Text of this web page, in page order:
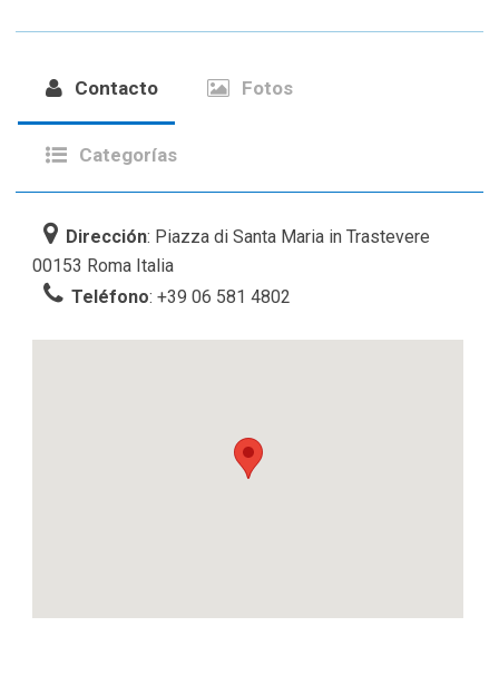
Contacto Fotos
Categorías
Dirección: Piazza di Santa Maria in Trastevere
00153 Roma Italia
Teléfono: +39 06 581 4802